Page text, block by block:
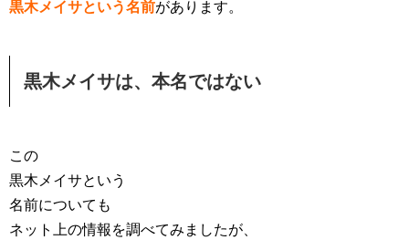
黒木メイサという名前があります。
黒木メイサは、本名ではない
この
黒木メイサという
名前についても
ネット上の情報を調べてみましたが、